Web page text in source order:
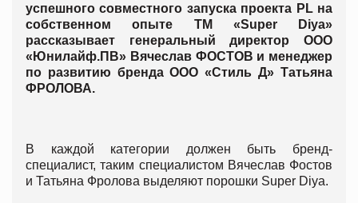
успешного совместного запуска проекта PL на
собственном опыте ТМ «Super Diya»
рассказывает генеральный директор ООО
«Юнилайф.ПВ» Вячеслав ФОСТОВ и менеджер
по развитию бренда ООО «Стиль Д» Татьяна
ФРОЛОВА.
В каждой категории должен быть бренд-
специалист, таким специалистом Вячеслав Фостов
и Татьяна Фролова выделяют порошки Super Diya.